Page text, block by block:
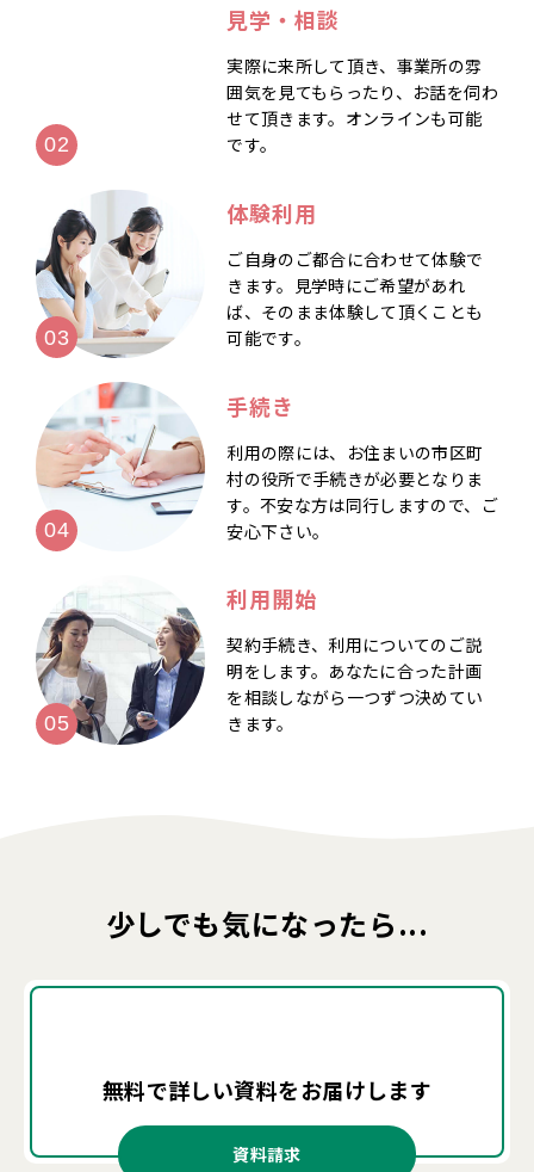
見学・相談
実際に来所して頂き、事業所の雰
囲気を見てもらったり、お話を伺わ
せて頂きます。オンラインも可能
です。
体験利用
ご自身のご都合に合わせて体験で
きます。見学時にご希望があれ
ば、そのまま体験して頂くことも
可能です。
手続き
利用の際には、お住まいの市区町
村の役所で手続きが必要となりま
す。不安な方は同行しますので、ご
安心下さい。
利用開始
契約手続き、利用についてのご説
明をします。あなたに合った計画
を相談しながら一つずつ決めてい
きます。
少しでも気になったら...
無料で詳しい資料をお届けします
資料請求